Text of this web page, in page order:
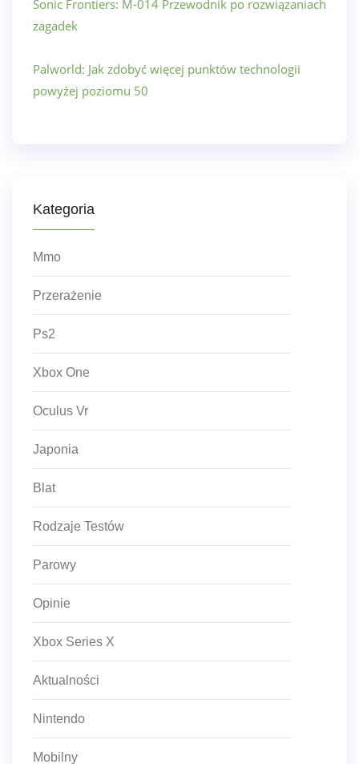
Sonic Frontiers: M-014 Przewodnik po rozwiązaniach
zagadek
Palworld: Jak zdobyć więcej punktów technologii
powyżej poziomu 50
Kategoria
Mmo
Przerażenie
Ps2
Xbox One
Oculus Vr
Japonia
Blat
Rodzaje Testów
Parowy
Opinie
Xbox Series X
Aktualności
Nintendo
Mobilny